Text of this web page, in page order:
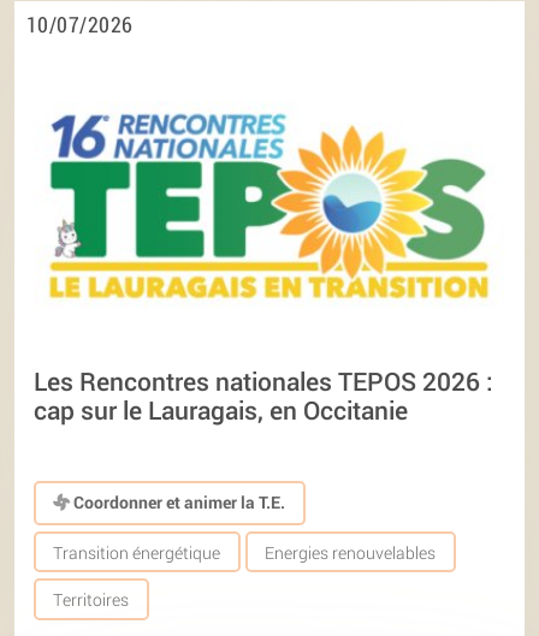
10/07/2026
Les Rencontres nationales TEPOS 2026 :
cap sur le Lauragais, en Occitanie
Coordonner et animer la T.E.
Transition énergétique Energies renouvelables
Territoires